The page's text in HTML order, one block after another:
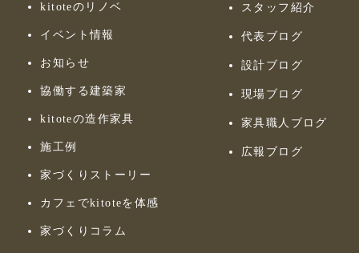
kitoteのリノベ
イベント情報
お知らせ
協働する建築家
kitoteの造作家具
施工例
家づくりストーリー
カフェでkitoteを体感
家づくりコラム
スタッフ紹介
代表ブログ
設計ブログ
現場ブログ
家具職人ブログ
広報ブログ